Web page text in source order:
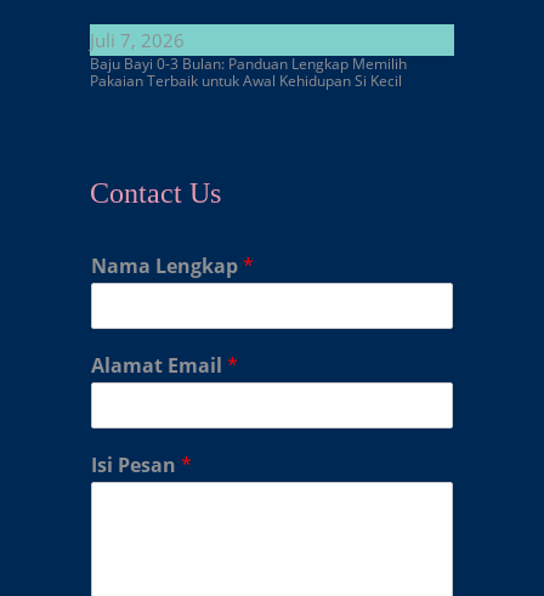
Juli 7, 2026
Baju Bayi 0-3 Bulan: Panduan Lengkap Memilih
Pakaian Terbaik untuk Awal Kehidupan Si Kecil
Contact Us
Nama Lengkap*
Alamat Email *
Isi Pesan *